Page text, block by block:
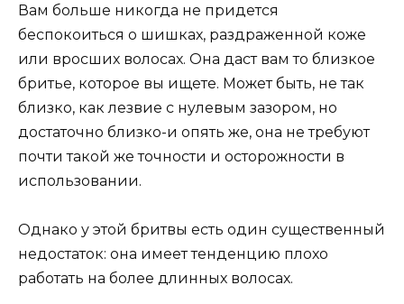
Вам больше никогда не придется
беспокоиться о шишках, раздраженной коже
или вросших волосах. Она даст вам то близкое
бритье, которое вы ищете. Может быть, не так
близко, как лезвие с нулевым зазором, но
достаточно близко-и опять же, она не требуют
почти такой же точности и осторожности в
использовании.
Однако у этой бритвы есть один существенный
недостаток: она имеет тенденцию плохо
работать на более длинных волосах.